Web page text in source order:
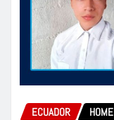
ECUADOR HOME